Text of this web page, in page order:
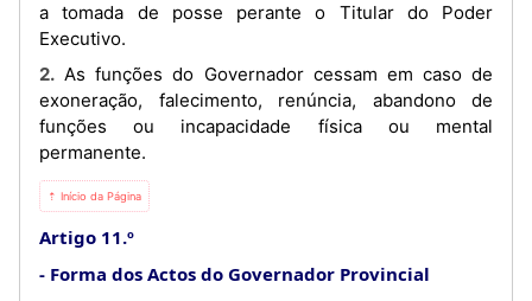
a tomada de posse perante o Titular do Poder
Executivo.
2. As funções do Governador cessam em caso de
exoneração, falecimento, renúncia, abandono de
funções ou incapacidade física ou mental
permanente.
⇡ Início da Página
Artigo 11.º
Forma dos Actos do Governador Provincial